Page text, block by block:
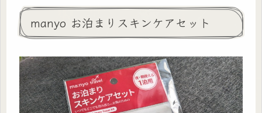
manyo お泊まりスキンケアセット